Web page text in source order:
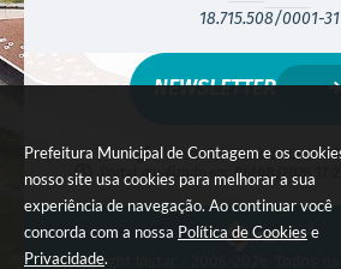
Prefeitura Municipal de Contagem e os
nosso site usa cookies para melhorar a sua
experiência de navegação. Ao continuar você
concorda com a nossa Política de Cookies e
Privacidade.
18.715.508/0001-31
Versão do Sistema:3.5.3 -
Portal atualizado em:
06/08/2026 17:24
NEWSLETTER
© Copyright Instar - 2006-2026. Todos